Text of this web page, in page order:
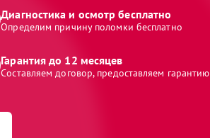
Диагностика и осмотр бесплатно
Определим причину поломки бесплатно
Гарантия до 12 месяцев
Составляем договор, предоставляем гарантию